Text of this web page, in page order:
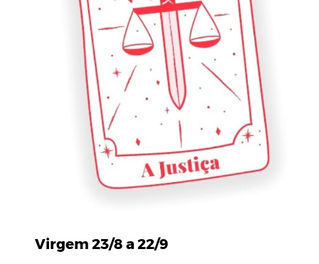
Virgem 23/8 a 22/9